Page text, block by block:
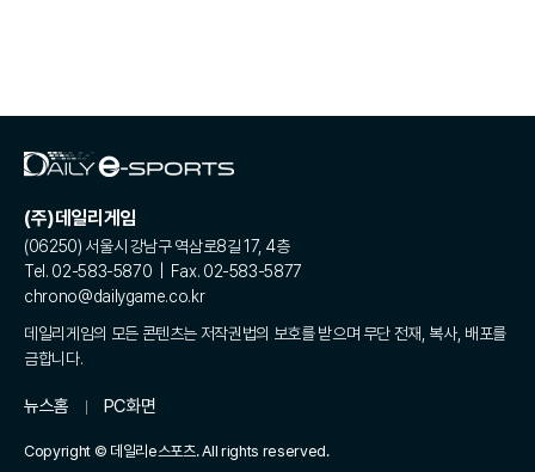
(주)데일리게임
(06250) 서울시 강남구 역삼로8길 17, 4층
Tel. 02-583-5870 | Fax. 02-583-5877
chrono@dailygame.co.kr
데일리게임의 모든 콘텐츠는 저작권법의 보호를 받으며 무단 전재, 복사, 배포를
금합니다.
뉴스홈 PC화면
Copyright © 데일리e스포츠. All rights reserved.